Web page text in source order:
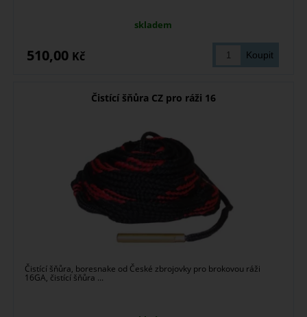
skladem
510,00 Kč
Čistící šňůra CZ pro ráži 16
Čistící šňůra, boresnake od České zbrojovky pro brokovou ráži
16GA, čistící šňůra ...